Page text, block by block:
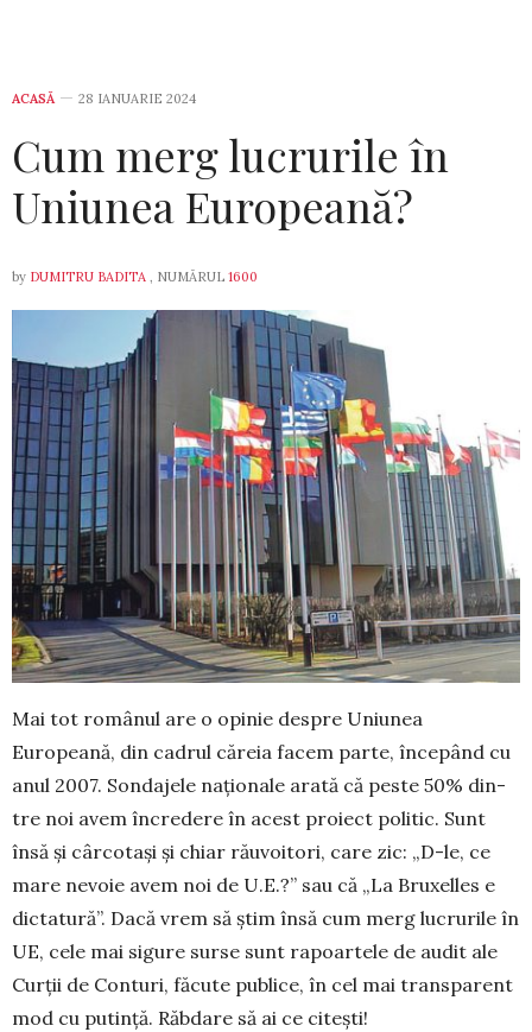
ACASĂ 28 IANUARIE 2024
Cum merg lucrurile în
Uniunea Europeană?
by DUMITRU BADITA , NUMĂRUL 1600
Mai tot românul are o opinie despre Uni­unea
Europeană, din cadrul că­re­ia facem parte, începând cu
anul 2007. Sondajele naționale arată că peste 50% din­
tre noi avem încredere în acest proiect politic. Sunt
însă și cârcotași și chiar răuvoitori, care zic: „D-le, ce
mare nevoie avem noi de U.E.?” sau că „La Bruxelles e
dictatură”. Dacă vrem să știm însă cum merg lucrurile în
UE, cele mai sigure surse sunt rapoartele de audit ale
Curții de Conturi, făcute publice, în cel mai transparent
mod cu putință. Răbdare să ai ce citești!